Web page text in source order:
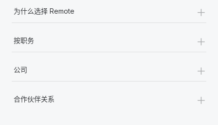
为什么选择 Remote +
按职务 +
公司 +
合作伙伴关系 +